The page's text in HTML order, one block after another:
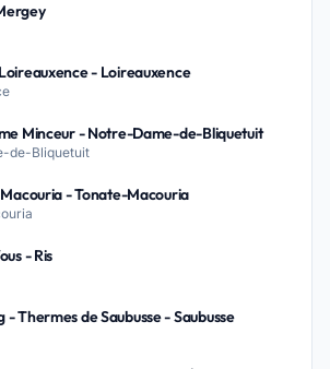
- Loireauxence
Minceur - Notre-Dame-de-Bliquetuit
de-Bliquetuit
- Tonate-Macouria
- Ris
- Thermes de Saubusse - Saubusse